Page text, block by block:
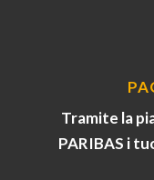
Tramite la
PARIBAS i